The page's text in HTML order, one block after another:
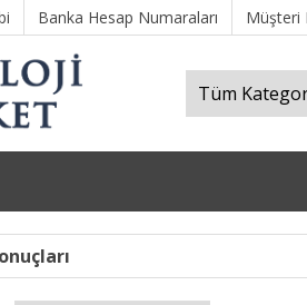
Banka Hesap Numaraları Müşteri